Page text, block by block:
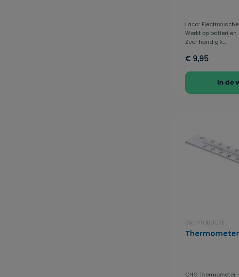
Lacor
Werkt op
Zeer handig k...
€ 9,95
In de
D&L PRODUCTS
CHG Thermometer